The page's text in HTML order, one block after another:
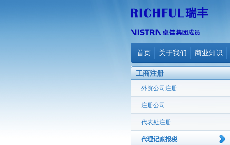
首页 关于我们 商业知识
工商注册
外资公司注册
注册公司
代表处注册
代理记账报税